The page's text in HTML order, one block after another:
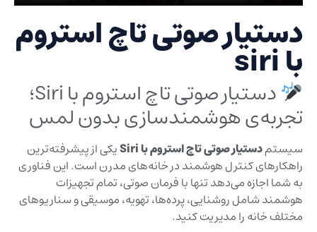
دستیار صوتی تاچ استروم
با siri
دستیار صوتی تاچ استروم با Siri؛
تجربه‌ی هوشمندسازی بدون لمس
سیستمدستیار صوتی تاچ استروم با Siri
یکی از پیشرفته‌ترین
راهکارهای کنترل هوشمند در خانه‌های مدرن است. این فناوری
به شما اجازه می‌دهد تنها با فرمان صوتی، تمام تجهیزات
هوشمند شامل روشنایی، پرده‌ها، تهویه، موسیقی و سناریوهای
مختلف خانه را مدیریت کنید.